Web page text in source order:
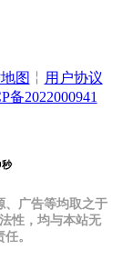
图 ╎ 用户协议
备2022000941
秒
、广告等均取之于
性，均与本站无
。